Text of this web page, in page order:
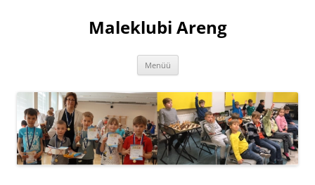
Maleklubi Areng
Menüü